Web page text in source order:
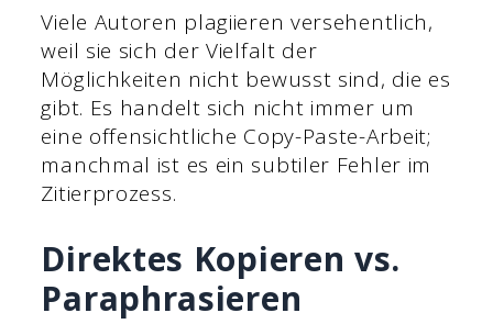
Viele Autoren plagiieren versehentlich,
weil sie sich der Vielfalt der
Möglichkeiten nicht bewusst sind, die es
gibt. Es handelt sich nicht immer um
eine offensichtliche Copy-Paste-Arbeit;
manchmal ist es ein subtiler Fehler im
Zitierprozess.
Direktes Kopieren vs.
Paraphrasieren